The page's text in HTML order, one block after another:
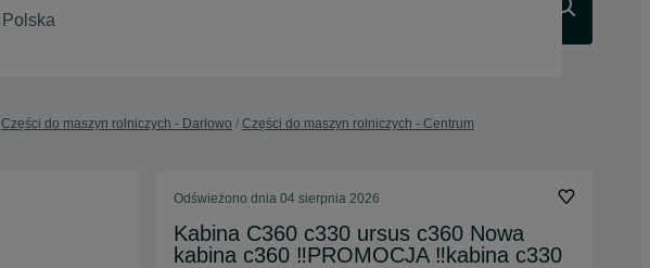
Części do maszyn rolniczych - Darłowo Części do maszyn rolniczych - Centrum
Odświeżono dnia 04 sierpnia 2026
Kabina C360 c330 ursus c360 Nowa
kabina c360 ‼️PROMOCJA ‼️kabina c330